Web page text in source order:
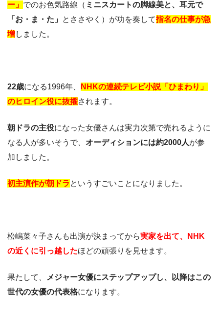
ー」 でのお色気路線（ ミニスカートの脚線美と、耳元で
「お・ま・た」 とささやく）が功を奏して指名の仕事が急
増しました。
22歳になる1996年、
NHKの連続テレビ小説「ひまわり」
のヒロイン役に抜擢されます。
朝ドラの主役になった女優さんは実力次第で売れるように
なる人が多いそうで、 オーディションには約2000人が参
加しました。
初主演作が朝ドラ というすごいことになりました。
松嶋菜々子さんも出演が決まってから実家を出て、
NHK
の近くに引っ越したほどの頑張りを見せます。
果たして、
メジャー女優にステップアップし、以降はこの
世代の女優の代表格になります。